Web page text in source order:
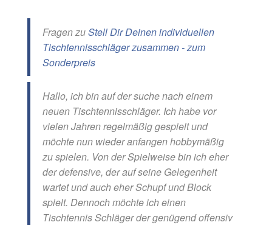
Fragen zuStell Dir Deinen individuellen
Tischtennisschläger zusammen - zum
Sonderpreis
Hallo, ich bin auf der suche nach einem
neuen Tischtennisschläger. Ich habe vor
vielen Jahren regelmäßig gespielt und
möchte nun wieder anfangen hobbymäßig
zu spielen. Von der Spielweise bin ich eher
der defensive, der auf seine Gelegenheit
wartet und auch eher Schupf und Block
spielt. Dennoch möchte ich einen
Tischtennis Schläger der genügend offensiv